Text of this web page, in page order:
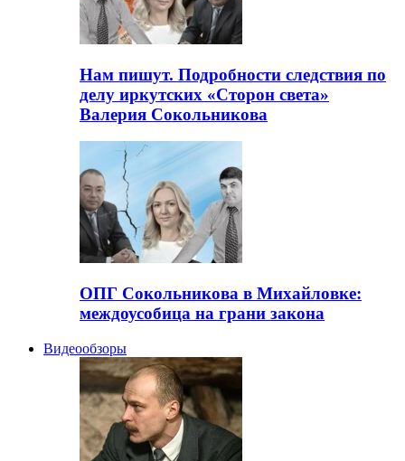
Нам пишут. Подробности следствия по
делу иркутских «Сторон света»
Валерия Сокольникова
ОПГ Сокольникова в Михайловке:
междоусобица на грани закона
Видеообзоры